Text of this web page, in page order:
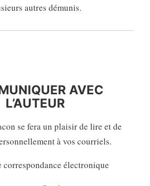
autres démunis.
AVEC
L’AUTEUR
se fera un plaisir de lire et de
à vos courriels.
correspondance électronique